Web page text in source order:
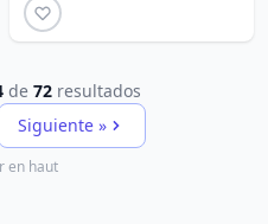
de 72resultados
Siguiente »
en haut